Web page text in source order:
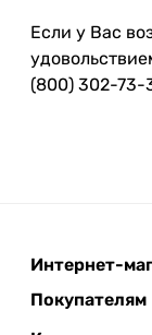
Если у Вас
(800) 302-73-
Интернет-
Покупателям